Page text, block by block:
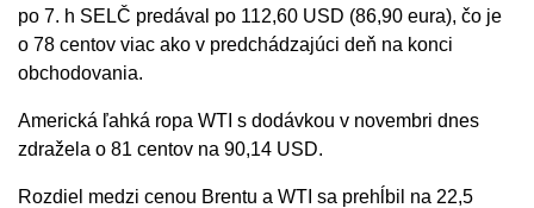
po 7. h SELČ predával po 112,60 USD (86,90 eura), čo je
o 78 centov viac ako v predchádzajúci deň na konci
obchodovania.
Americká ľahká ropa WTI s dodávkou v novembri dnes
zdražela o 81 centov na 90,14 USD.
Rozdiel medzi cenou Brentu a WTI sa prehĺbil na 22,5